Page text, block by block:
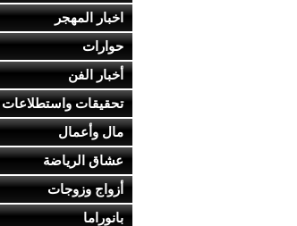
اخبار المهجر
حوارات
أخبار الفن
تحقيقات واستطلاعات
مال وأعمال
عشاق الرياضة
أزواج وزوجات
بانوراما